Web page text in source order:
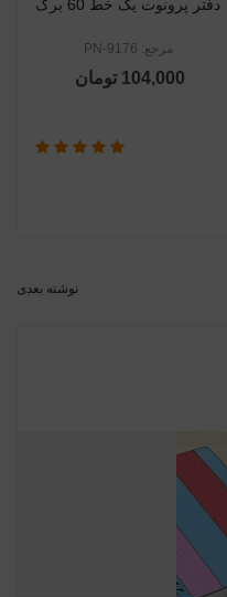
دفتر پرونوت یک خط 60 برگ
مرجع: PN-9176
104,000 تومان
نوشته بعدی